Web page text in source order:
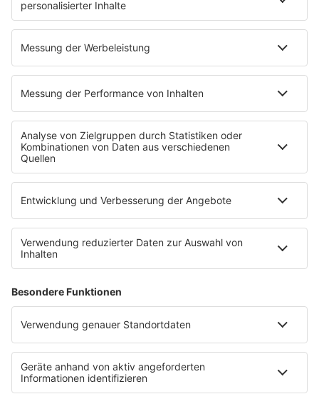
Peters Pop Stories
News
Songsuche
Voting
Countdown
Wunschtitel
Service
Kontakt
Datenschutz
Datenschutzeinstellungen
Impressum
90s90s.de
Werbung buchen
Teilnahmebedingungen
depechemode.de